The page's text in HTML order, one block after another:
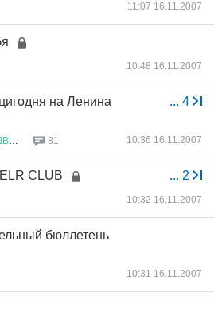
11:07 16.11.2007
10:48 16.11.2007
... 4
на Ленина
... 81 10:36 16.11.2007
... 2
CLUB
10:32 16.11.2007
бюллетень
10:31 16.11.2007